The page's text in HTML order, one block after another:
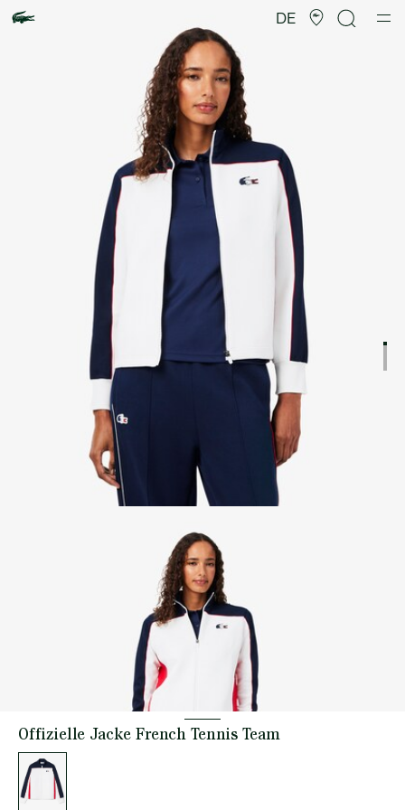
DE
Offizielle Jacke French Tennis Team
der
Varianten